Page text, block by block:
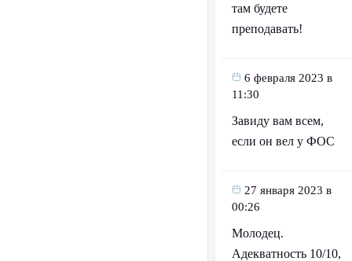
там будете
преподавать!
6 февраля 2023 в
11:30
Завиду вам всем,
если он вел у ФОС
27 января 2023 в
00:26
Молодец.
Адекватность 10/10,